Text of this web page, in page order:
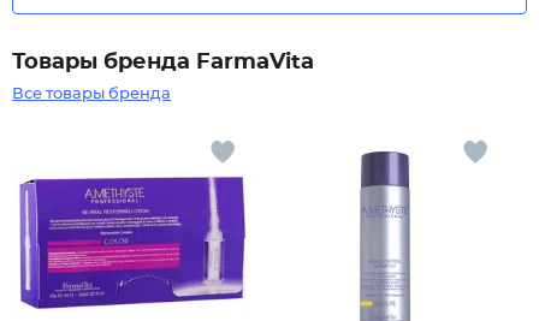
Товары бренда FarmaVita
Все товары бренда